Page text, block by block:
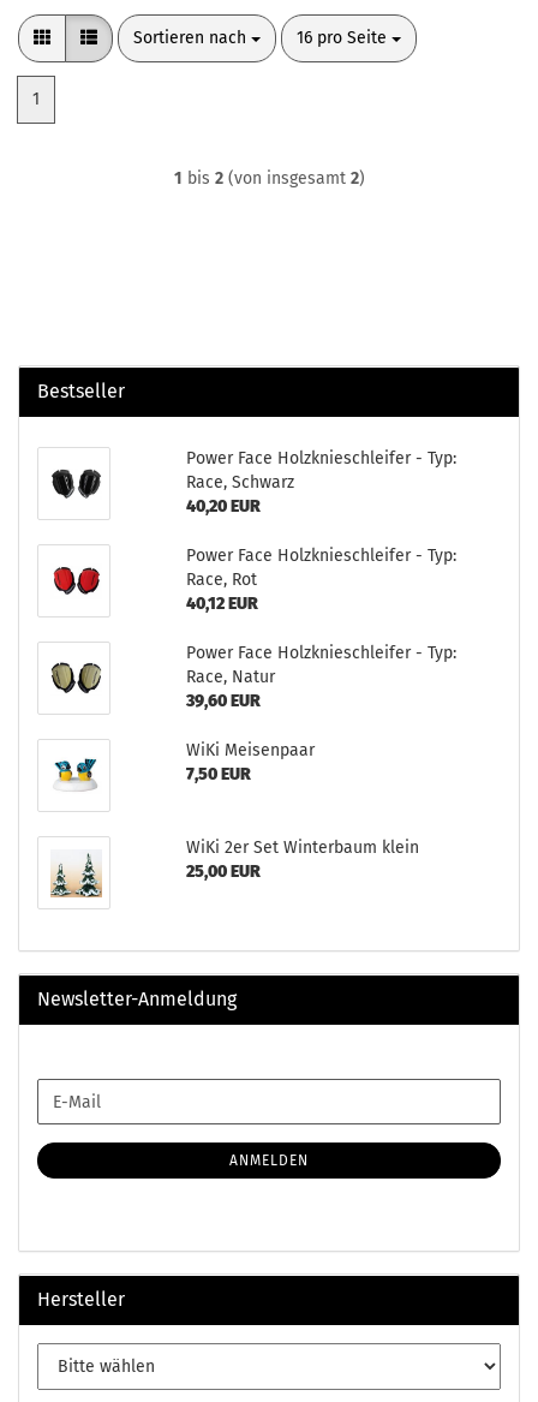
Sortieren nach
Sortieren nach 16 pro Seite
pro Seite
1
1 bis 2(von insgesamt 2)
Bestseller
Power Face Holzknieschleifer - Typ:
Race, Schwarz
40,20 EUR
Power Face Holzknieschleifer - Typ:
Race, Rot
40,12 EUR
Power Face Holzknieschleifer - Typ:
Race, Natur
39,60 EUR
WiKi Meisenpaar
7,50 EUR
WiKi 2er Set Winterbaum klein
25,00 EUR
Newsletter-Anmeldung
ZUR
ANMELDUNG
E-
Mail
ANMELDEN
Hersteller